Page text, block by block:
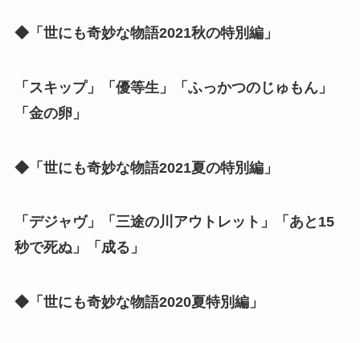
◆「世にも奇妙な物語2021秋の特別編」
「スキップ」「優等生」「ふっかつのじゅもん」
「金の卵」
◆「世にも奇妙な物語2021夏の特別編」
「デジャヴ」「三途の川アウトレット」「あと15
秒で死ぬ」「成る」
◆「世にも奇妙な物語2020夏特別編」